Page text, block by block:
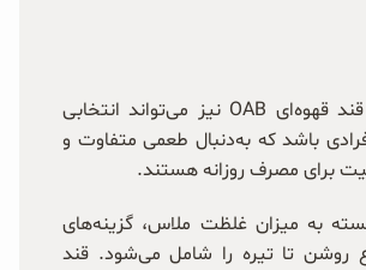
در این میان، قند قهوه‌ای OAB نیز می‌تواند انتخابی
باشد که به‌دنبال طعمی متفاوت و
برای مصرف روزانه هستند.
به میزان غلظت ملاس، گزینه‌های
روشن تا تیره را شامل می‌شود. قند